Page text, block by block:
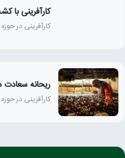
کارآفرینی با
کارآفرینی در
ریحانه سعادت
کارآفرینی در